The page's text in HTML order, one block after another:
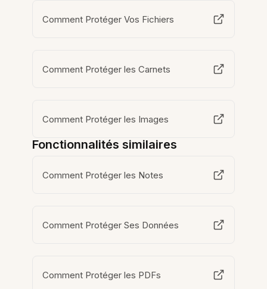
Comment Protéger Vos Fichiers
Comment Protéger les Carnets
Comment Protéger les Images
Fonctionnalités similaires
Comment Protéger les Notes
Comment Protéger Ses Données
Comment Protéger les PDFs